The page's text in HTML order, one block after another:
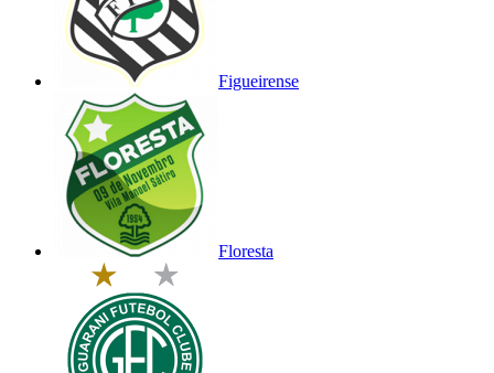
Figueirense
Floresta